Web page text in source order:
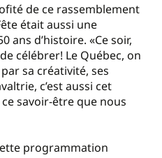
de ce rassemblement
était aussi une
ans d’histoire. «Ce soir,
célébrer! Le Québec, on
sa créativité, ses
c’est aussi cet
savoir-être que nous
programmation